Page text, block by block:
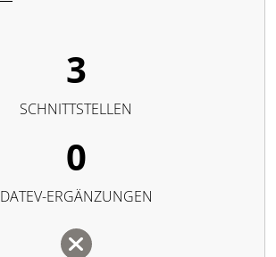
3
SCHNITTSTELLEN
0
DATEV-ERGÄNZUNGEN